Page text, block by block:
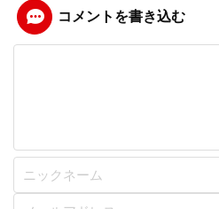
コメントを書き込む